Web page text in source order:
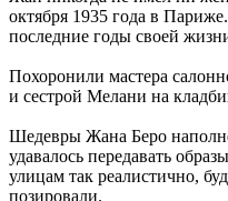
октября 1935 года в
последние годы своей
Похоронили мастера
и сестрой Мелани на
Шедевры Жана Беро
удавалось передавать
улицам так реалистично,
позировали.